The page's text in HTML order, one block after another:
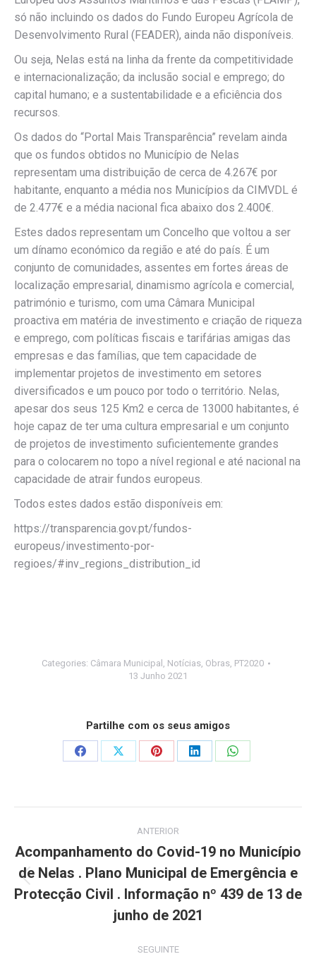
só não incluindo os dados do Fundo Europeu Agrícola de
Desenvolvimento Rural (FEADER), ainda não disponíveis.
Ou seja, Nelas está na linha da frente da competitividade
e internacionalização; da inclusão social e emprego; do
capital humano; e a sustentabilidade e a eficiência dos
recursos.
Os dados do “Portal Mais Transparência” revelam ainda
que os fundos obtidos no Município de Nelas
representam uma distribuição de cerca de 4.267€ por
habitante, enquanto a média nos Municípios da CIMVDL é
de 2.477€ e a média nacional fica abaixo dos 2.400€.
Estes dados representam um Concelho que voltou a ser
um dínamo económico da região e até do país. É um
conjunto de comunidades, assentes em fortes áreas de
localização empresarial, dinamismo agrícola e comercial,
património e turismo, com uma Câmara Municipal
proactiva em matéria de investimento e criação de riqueza
e emprego, com políticas fiscais e tarifárias amigas das
empresas e das famílias, que tem capacidade de
implementar projetos de investimento em setores
diversificados e um pouco por todo o território. Nelas,
apesar dos seus 125 Km2 e cerca de 13000 habitantes, é
hoje capaz de ter uma cultura empresarial e um conjunto
de projetos de investimento suficientemente grandes
para o colocarem no topo a nível regional e até nacional na
capacidade de atrair fundos europeus.
Todos estes dados estão disponíveis em:
https://transparencia.gov.pt/fundos-
europeus/investimento-por-
regioes/#inv_regions_distribution_id
Categories: Câmara Municipal , Notícias, Obras, PT2020
13 Junho 2021
Partilhe com os seus amigos
Share
Share
Share
Share
Share
navigation
ANTERIOR
Previous
post:
Acompanhamento do Covid-19 no Município
de Nelas . Plano Municipal de Emergência e
Protecção Civil . Informação nº 439 de 13 de
junho de 2021
SEGUINTE